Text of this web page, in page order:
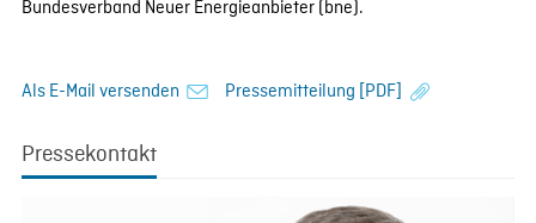
Bundesverband Neuer Energieanbieter (bne).
Als E-Mail versenden Pressemitteilung [PDF]
Pressekontakt